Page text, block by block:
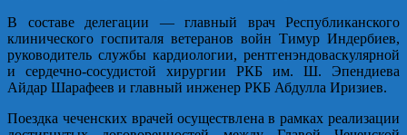
В составе делегации — главный врач Республиканского
клинического госпиталя ветеранов войн Тимур Индербиев,
руководитель службы кардиологии, рентгенэндоваскулярной
и сердечно-сосудистой хирургии РКБ им. Ш. Эпендиева
Айдар Шарафеев и главный инженер РКБ Абдулла Иризиев.
Поездка чеченских врачей осуществлена в рамках реализации